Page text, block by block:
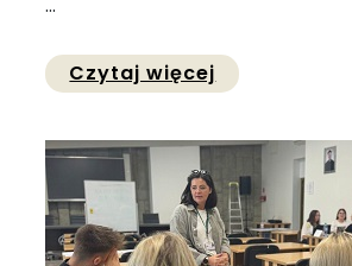
Czytaj więcej Przejdź do